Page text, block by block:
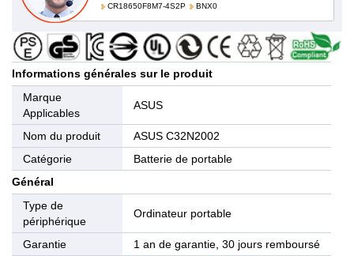
CR18650F8M7-4S2P
BNX0
Informations générales sur le produit
Marque
Applicables
ASUS
Nom du produit
ASUS C32N2002
Catégorie
Batterie de portable
Général
Type de
périphérique
Ordinateur portable
Garantie
1 an de garantie, 30 jours remboursé